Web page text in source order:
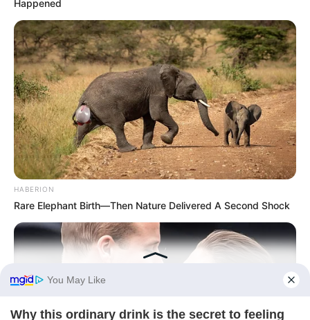
Happened
HABERION
Rare Elephant Birth—Then Nature Delivered A Second Shock